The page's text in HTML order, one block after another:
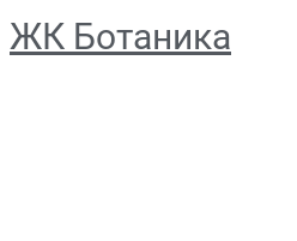
ЖК Ботаника